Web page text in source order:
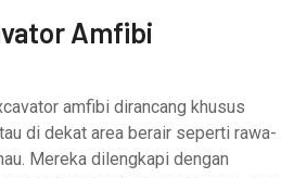
Amfibi
amfibi dirancang khusus
di dekat area berair seperti rawa-
Mereka dilengkapi dengan